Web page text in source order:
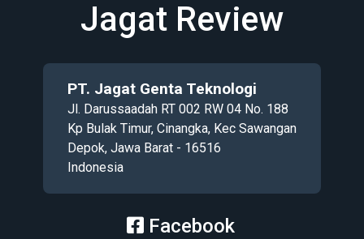
Jagat Review
PT. Jagat Genta Teknologi
Jl. Darussaadah RT 002 RW 04 No. 188
Kp Bulak Timur, Cinangka, Kec Sawangan
Depok, Jawa Barat - 16516
Indonesia
Facebook